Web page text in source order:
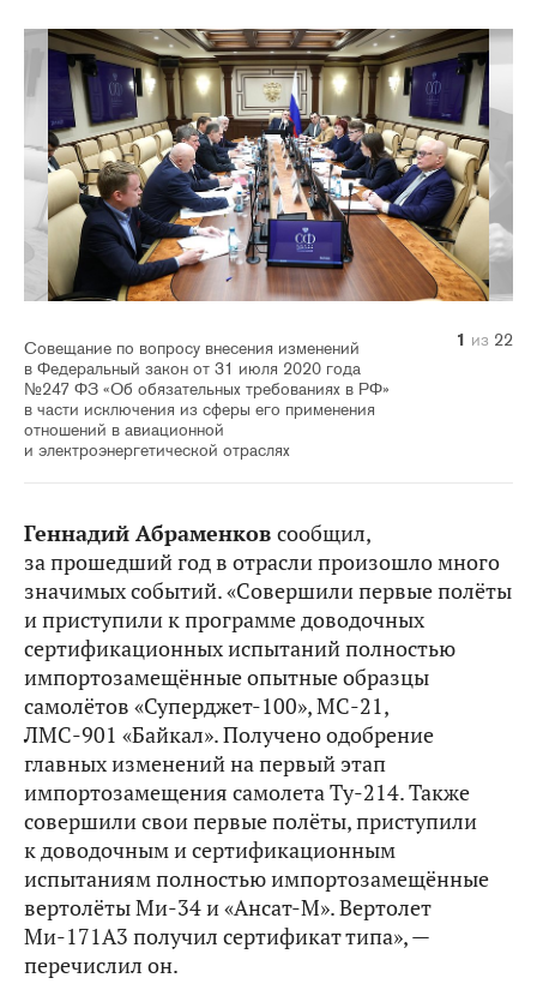
Совещание по вопросу внесения изменений
в Федеральный закон от 31 июля 2020 года
№247 ФЗ «Об обязательных требованиях в РФ»
в части исключения из сферы его применения
отношений в авиационной
и электроэнергетической отраслях
1 из 22
2 из 22
3 из 22
4 из 22
5 из 22
6 из 22
7 из 22
8 из 22
9 из 22
10 из 22
11 из 22
12 из 22
13 из 22
14 из 22
15 из 22
16 из 22
17 из 22
18 из 22
19 из 22
20 из 22
21 из 22
22 из 22
Геннадий Абраменков сообщил,
за прошедший год в отрасли произошло много
значимых событий. «Совершили первые полёты
и приступили к программе доводочных
сертификационных испытаний полностью
импортозамещённые опытные образцы
самолётов «Суперджет-100», МС-21,
ЛМС-901 «Байкал». Получено одобрение
главных изменений на первый этап
импортозамещения самолета Ту-214. Также
совершили свои первые полёты, приступили
к доводочным и сертификационным
испытаниям полностью импортозамещённые
вертолёты Ми-34 и «Ансат-М». Вертолет
Ми-171А3 получил сертификат типа», —
перечислил он.